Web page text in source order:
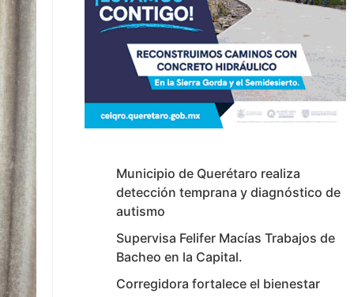
Municipio de Querétaro realiza
detección temprana y diagnóstico de
autismo
Supervisa Felifer Macías Trabajos de
Bacheo en la Capital.
Corregidora fortalece el bienestar